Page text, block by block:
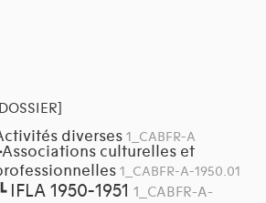
diverses 1_CABFR-A
Associations culturelles et
1_CABFR-A-1950.01
┗ IFLA 1950-1951 1_CABFR-A-